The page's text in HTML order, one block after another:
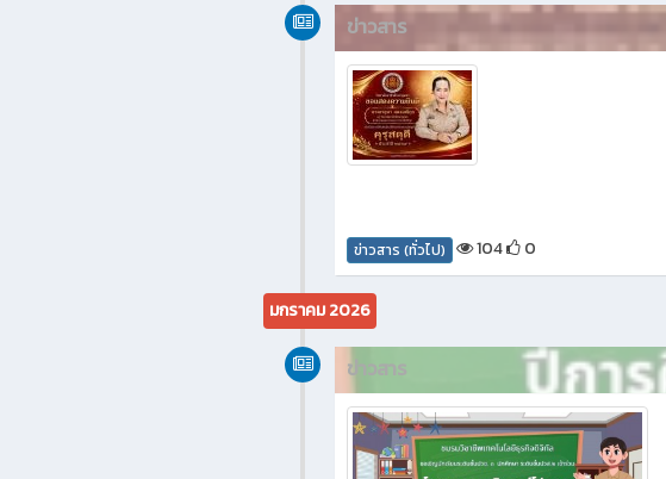
ข่าวสาร
ข่าวสาร (ทั่วไป) 104 0
มกราคม 2026
ข่าวสาร